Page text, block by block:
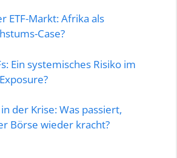
ETF-Markt: Afrika als
Case?
Ein systemisches Risiko im
der Krise: Was passiert,
Börse wieder kracht?